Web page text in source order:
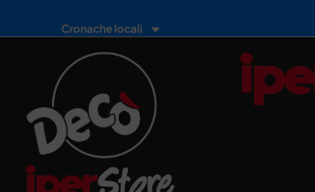
Cronache locali